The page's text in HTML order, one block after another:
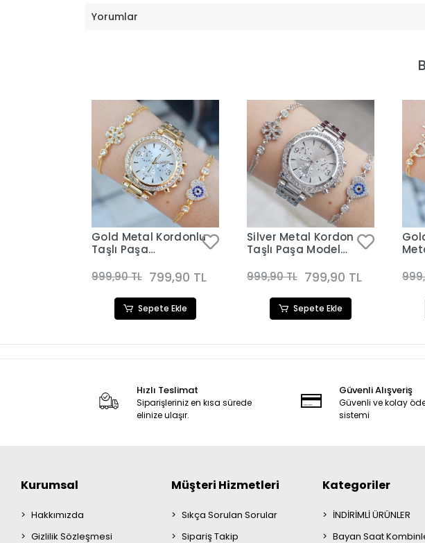
Yorumlar
Gold Metal Kordonlu
Taşlı Paşa
Kombini 8597
999,90 TL 799,90 TL
Sepete Ekle
Silver Metal Kordon
Taşlı Paşa Model
Kombini 8595
999,90 TL 799,90 TL
Sepete Ekle
Hızlı Teslimat
Siparişleriniz en kısa sürede
elinize ulaşır.
Güvenli Alışveriş
Güvenli ve kolay
sistemi
Kurumsal
Hakkımızda
Gizlilik Sözleşmesi
Müşteri Hizmetleri
Sıkça Sorulan Sorular
Sipariş Takip
Kategoriler
İNDİRİMLİ ÜRÜNLER
Bayan Saat